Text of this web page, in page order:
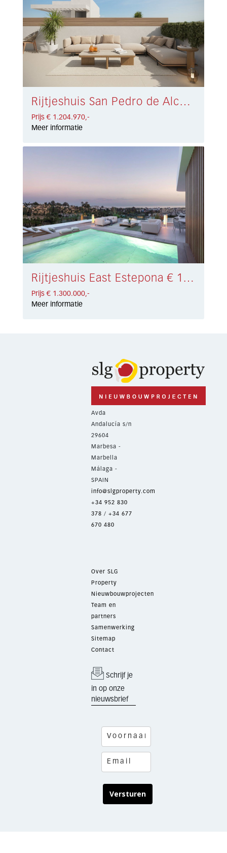
Rijtjeshuis San Pedro de Alcántara € 1.204.970,-
Prijs € 1.204.970,-
Meer informatie
Rijtjeshuis East Estepona € 1.300.000,-
Prijs € 1.300.000,-
Meer informatie
Avda
Andalucía s/n
29604
Marbesa -
Marbella
Málaga -
SPAIN
info@slgproperty.com
+34 952 830
378 / +34 677
670 480
Over SLG
Property
Nieuwbouwprojecten
Team en
partners
Samenwerking
Sitemap
Contact
Schrijf je
in op onze
nieuwsbrief
Versturen